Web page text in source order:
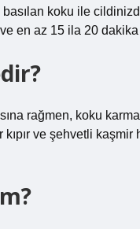
koku ile
en az 15 ila 20
rağmen, koku
kıpır ve şehvetli